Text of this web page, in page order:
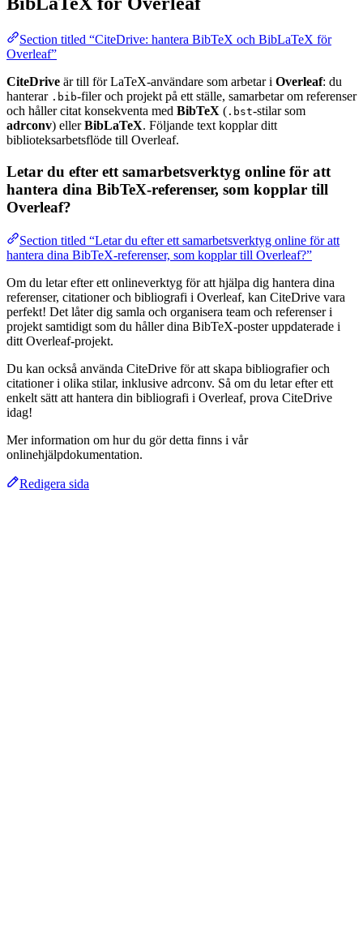
Section titled “CiteDrive: hantera BibTeX och BibLaTeX för
Overleaf”
CiteDrive är till för LaTeX-användare som arbetar i Overleaf: du
hanterar .bib-filer och projekt på ett ställe, samarbetar om referenser
och håller citat konsekventa med BibTeX ( .bst-stilar som
adrconv) ellerBibLaTeX. Följande text kopplar ditt
biblioteksarbetsflöde till Overleaf.
Letar du efter ett samarbetsverktyg online för att
hantera dina BibTeX-referenser, som kopplar till
Overleaf?
Section titled “Letar du efter ett samarbetsverktyg online för att
hantera dina BibTeX-referenser, som kopplar till Overleaf?”
Om du letar efter ett onlineverktyg för att hjälpa dig hantera dina
referenser, citationer och bibliografi i Overleaf, kan CiteDrive vara
perfekt! Det låter dig samla och organisera team och referenser i
projekt samtidigt som du håller dina BibTeX-poster uppdaterade i
ditt Overleaf-projekt.
Du kan också använda CiteDrive för att skapa bibliografier och
citationer i olika stilar, inklusive adrconv. Så om du letar efter ett
enkelt sätt att hantera din bibliografi i Overleaf, prova CiteDrive
idag!
Mer information om hur du gör detta finns i vår
onlinehjälpdokumentation.
Redigera sida